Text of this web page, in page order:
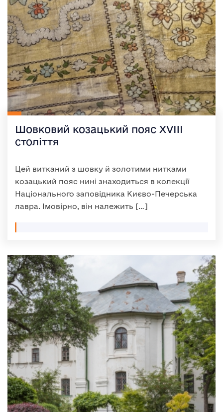
Шовковий козацький пояс XVIII
століття
Цей витканий з шовку й золотими нитками
козацький пояс нині знаходиться в колекції
Національного заповідника Києво-Печерська
лавра. Імовірно, він належить […]